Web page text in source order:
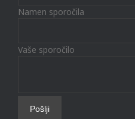
Namen sporočila
Vaše sporočilo